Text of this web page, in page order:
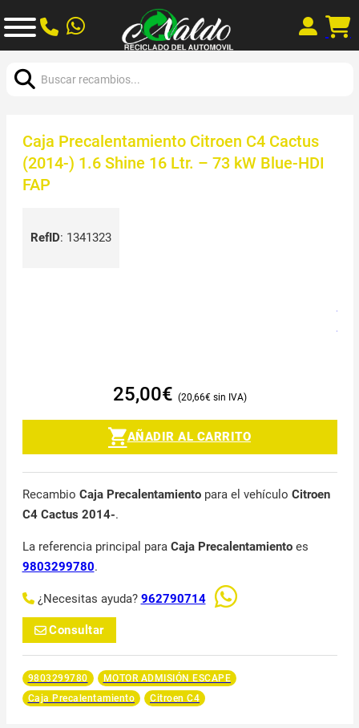
Caja Precalentamiento Citroen C4 Cactus
(2014-) 1.6 Shine 16 Ltr. – 73 kW Blue-HDI
FAP
RefID: 1341323
25,00€ 20,66€
AÑADIR AL CARRITO
Recambio Caja Precalentamientopara el vehículo Citroen
C4 Cactus 2014-.
La referencia principal para Caja Precalentamientoes
9803299780.
¿Necesitas ayuda? 962790714
Consultar
9803299780
MOTOR ADMISIÓN ESCAPE
Caja Precalentamiento
Citroen C4